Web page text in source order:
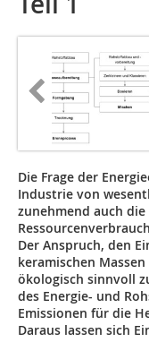
Die Frage der
Industrie von
zunehmend auch
Der Anspruch, den
keramischen
ökologisch sinnvoll
des Energie- und
Emissionen für die
Daraus lassen sich